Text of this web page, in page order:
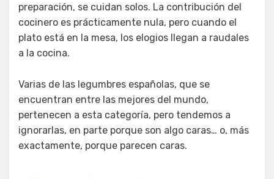
preparación, se cuidan solos. La contribución del
cocinero es prácticamente nula, pero cuando el
plato está en la mesa, los elogios llegan a raudales
a la cocina.
Varias de las legumbres españolas, que se
encuentran entre las mejores del mundo,
pertenecen a esta categoría, pero tendemos a
ignorarlas, en parte porque son algo caras… o, más
exactamente, porque parecen caras.